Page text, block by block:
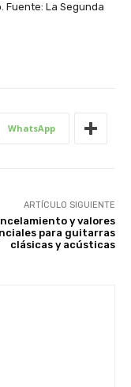
Fuente: La Segunda
WhatsApp
ARTÍCULO SIGUIENTE
y valores
para guitarras
clásicas y acústicas